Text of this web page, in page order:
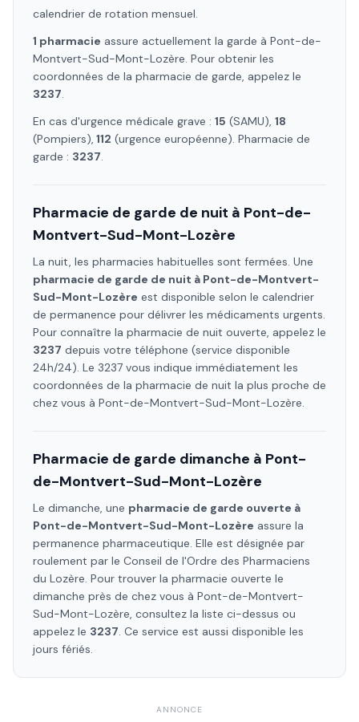
calendrier de rotation mensuel.
1 pharmacie assure actuellement la garde à Pont-de-
Montvert-Sud-Mont-Lozère. Pour obtenir les
coordonnées de la pharmacie de garde, appelez le
3237.
En cas d'urgence médicale grave : 15 (SAMU), 18
(Pompiers), 112 (urgence européenne). Pharmacie de
garde : 3237.
Pharmacie de garde de nuit à Pont-de-
Montvert-Sud-Mont-Lozère
La nuit, les pharmacies habituelles sont fermées. Une
pharmacie de garde de nuit à Pont-de-Montvert-
Sud-Mont-Lozère est disponible selon le calendrier
de permanence pour délivrer les médicaments urgents.
Pour connaître la pharmacie de nuit ouverte, appelez le
3237 depuis votre téléphone (service disponible
24h/24). Le 3237 vous indique immédiatement les
coordonnées de la pharmacie de nuit la plus proche de
chez vous à Pont-de-Montvert-Sud-Mont-Lozère.
Pharmacie de garde dimanche à Pont-
de-Montvert-Sud-Mont-Lozère
Le dimanche, une pharmacie de garde ouverte à
Pont-de-Montvert-Sud-Mont-Lozère assure la
permanence pharmaceutique. Elle est désignée par
roulement par le Conseil de l'Ordre des Pharmaciens
du Lozère. Pour trouver la pharmacie ouverte le
dimanche près de chez vous à Pont-de-Montvert-
Sud-Mont-Lozère, consultez la liste ci-dessus ou
appelez le 3237. Ce service est aussi disponible les
jours fériés.
ANNONCE